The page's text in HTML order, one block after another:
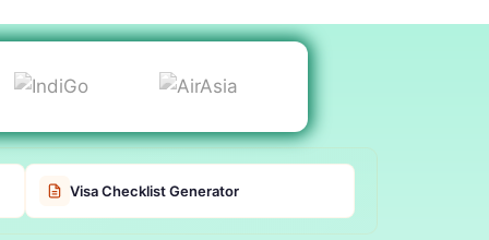
Visa Checklist Generator